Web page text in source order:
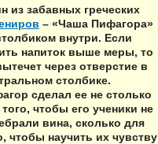
из забавных греческих
– «Чаша Пифагора»
внутри. Если
напиток выше меры, то
через отверстие в
столбике.
сделал ее не столько
чтобы его ученики не
вина, сколько для
чтобы научить их чувству